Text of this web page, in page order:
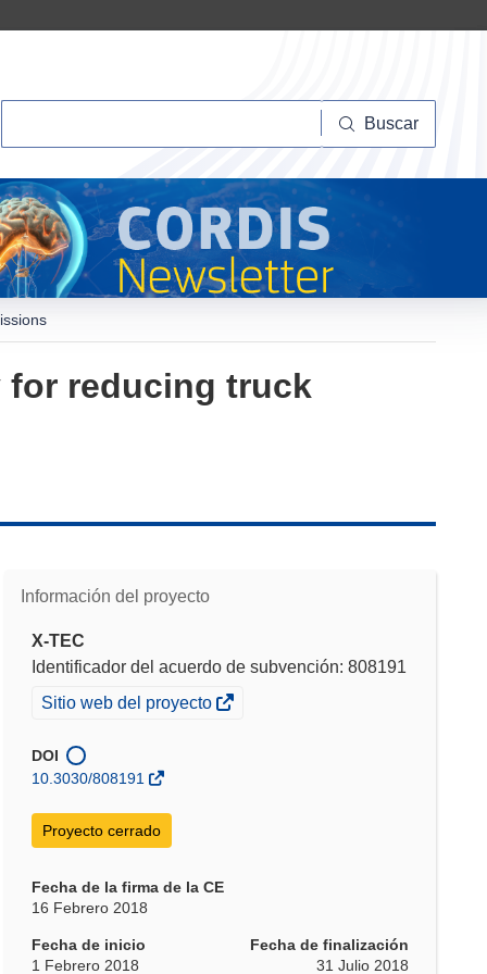
Buscar
for reducing truck
Información del proyecto
X-TEC
Identificador del acuerdo de subvención: 808191
(se
una
nueva
Sitio web del proyecto
DOI
10.3030/808191
Proyecto cerrado
Fecha de la firma de la CE
16 Febrero 2018
Fecha de inicio
1 Febrero 2018
Fecha de finalización
31 Julio 2018